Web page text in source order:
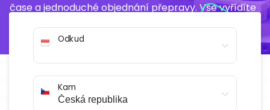
čase a jednoduché objednání přepravy. Vše vyřídíte
Odkud
Kam